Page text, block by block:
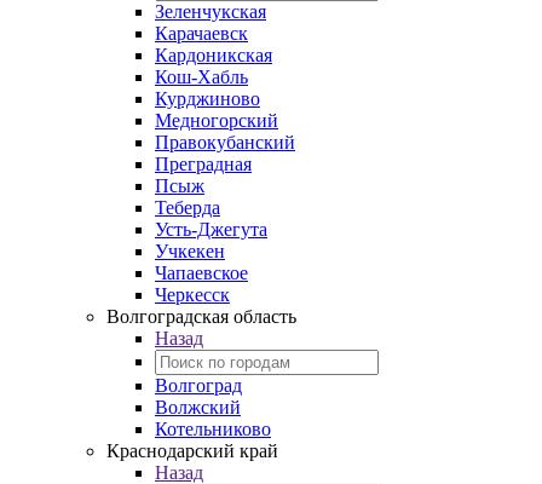
Зеленчукская
Карачаевск
Кардоникская
Кош-Хабль
Курджиново
Медногорский
Правокубанский
Преградная
Псыж
Теберда
Усть-Джегута
Учкекен
Чапаевское
Черкесск
Волгоградская область
Назад
Волгоград
Волжский
Котельниково
Краснодарский край
Назад